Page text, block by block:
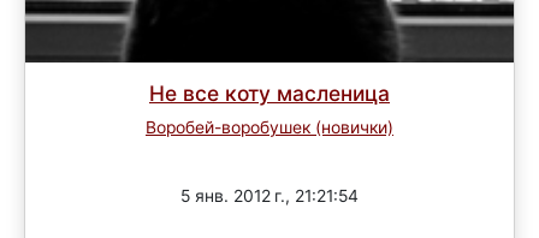
Не все коту масленица
Воробей-воробушек (новички)
5 янв. 2012 г., 21:21:54